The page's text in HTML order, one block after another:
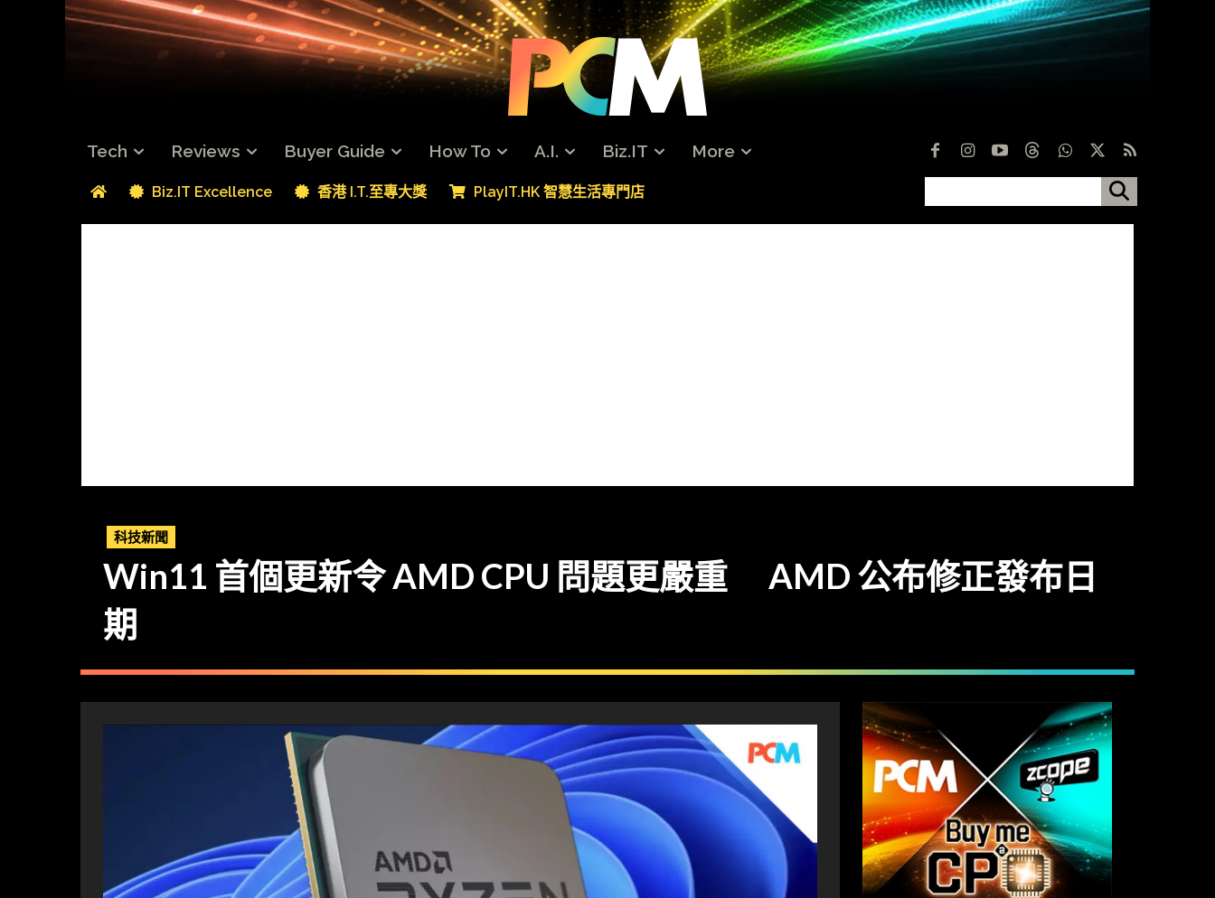
Tech Reviews Buyer Guide How To A.I. Biz.IT More
Biz.IT Excellence 香港 I.T.至專大獎 PlayIT.HK 智慧生活專門店
科技新聞
Win11 首個更新令 AMD CPU 問題更嚴重 AMD 公布修正發布日
期